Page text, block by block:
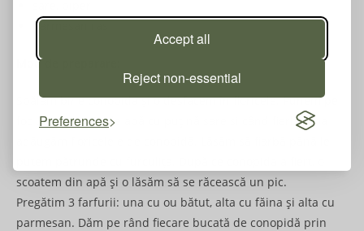
Accept all
Reject non-essential
Preferences
parmesan ras
Mod de preparare:
Spălăm bine conopida şi o desfacem în floricele. Punem pe
foc un vas cu 2 l de apă cu puțină sare si când fierbe apa
scoatem din apă şi o lăsăm să se răcească un pic.
Pregătim 3 farfurii: una cu ou bătut, alta cu făina şi alta cu
parmesan. Dăm pe rând fiecare bucată de conopidă prin